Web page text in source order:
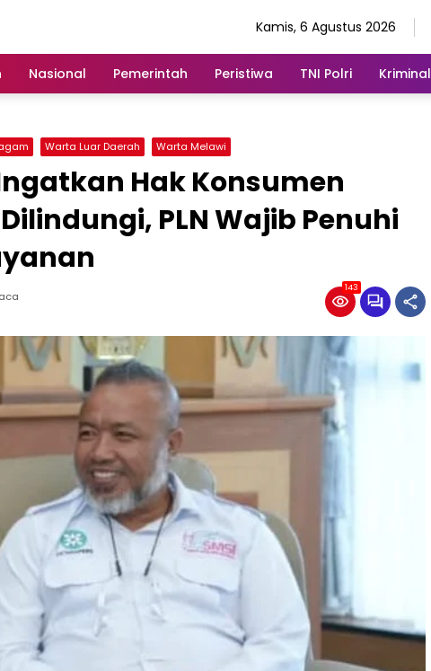
Kamis, 6 Agustus 2026
Nasional Pemerintah Peristiwa TNI Polri Kriminal
Warta Luar Daerah Warta Melawi
Hak Konsumen
PLN Wajib Penuhi
143